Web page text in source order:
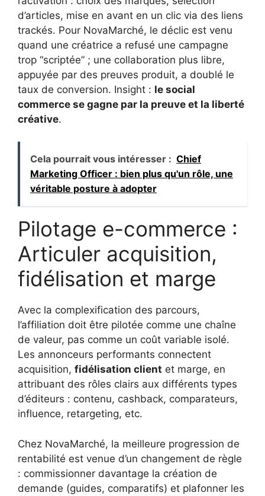
d’articles, mise en avant en un clic via des liens
trackés. Pour NovaMarché, le déclic est venu
quand une créatrice a refusé une campagne
trop “scriptée” ; une collaboration plus libre,
appuyée par des preuves produit, a doublé le
taux de conversion. Insight : le social
commerce se gagne par la preuve et la liberté
créative.
Cela pourrait vous intéresser : Chief
Marketing Officer : bien plus qu'un rôle, une
véritable posture à adopter
Pilotage e-commerce :
Articuler acquisition,
fidélisation et marge
Avec la complexification des parcours,
l’affiliation doit être pilotée comme une chaîne
de valeur, pas comme un coût variable isolé.
Les annonceurs performants connectent
acquisition, fidélisation client et marge, en
attribuant des rôles clairs aux différents types
d’éditeurs : contenu, cashback, comparateurs,
influence, retargeting, etc.
Chez NovaMarché, la meilleure progression de
rentabilité est venue d’un changement de règle
: commissionner davantage la création de
demande (guides, comparatifs) et plafonner les